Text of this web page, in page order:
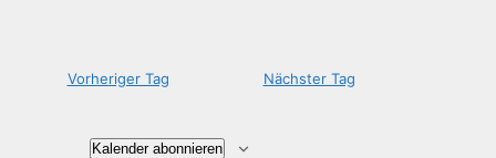
Vorheriger Tag Nächster Tag
Kalender abonnieren